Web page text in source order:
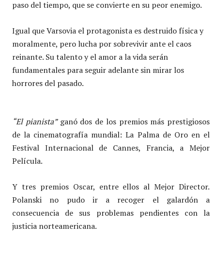
paso del tiempo, que se convierte en su peor enemigo.
Igual que Varsovia el protagonista es destruido física y
moralmente, pero lucha por sobrevivir ante el caos
reinante. Su talento y el amor a la vida serán
fundamentales para seguir adelante sin mirar los
horrores del pasado.
“El pianista” ganó dos de los premios más prestigiosos
de la cinematografía mundial: La Palma de Oro en el
Festival Internacional de Cannes, Francia, a Mejor
Película.
Y tres premios Oscar, entre ellos al Mejor Director.
Polanski no pudo ir a recoger el galardón a
consecuencia de sus problemas pendientes con la
justicia norteamericana.